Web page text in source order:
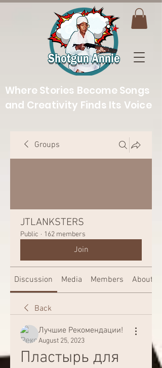
Where Stories Become Songs
and Creativity Finds Its Voice
Groups
JTLANKSTERS
Public · 162 members
Join
Discussion Media Members About
Back
Лучшие Рекомендации!
August 25, 2023
Пластырь для